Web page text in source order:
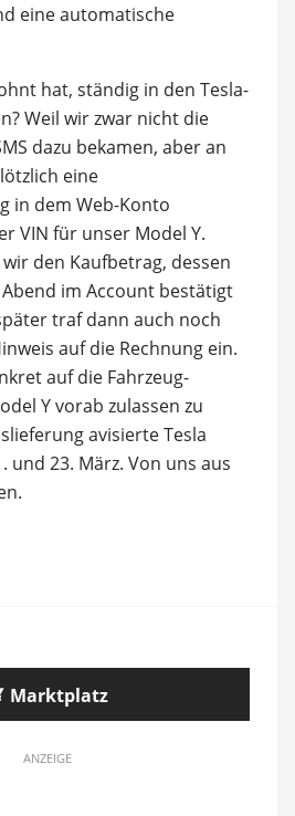
eine automatische
hat, ständig in den Tesla-
Weil wir zwar nicht die
dazu bekamen, aber an
eine
in dem Web-Konto
VIN für unser Model Y.
den Kaufbetrag, dessen
im Account bestätigt
traf dann auch noch
auf die Rechnung ein.
auf die Fahrzeug-
Y vorab zulassen zu
avisierte Tesla
und 23. März. Von uns aus
Marktplatz
ANZEIGE